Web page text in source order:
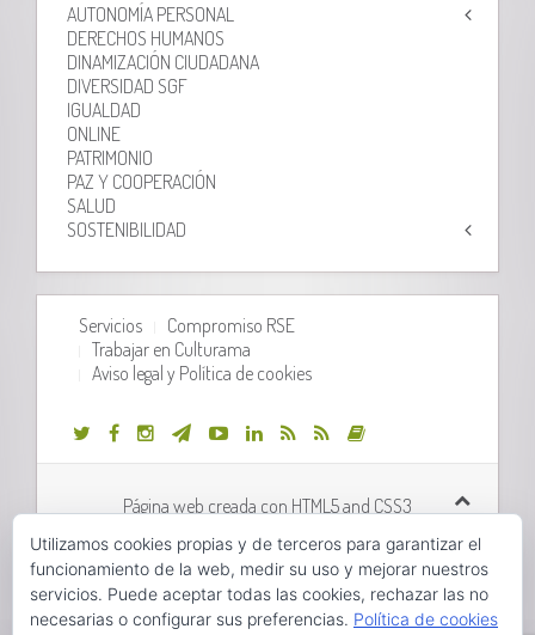
AUTONOMÍA PERSONAL
DERECHOS HUMANOS
DINAMIZACIÓN CIUDADANA
DIVERSIDAD SGF
IGUALDAD
ONLINE
PATRIMONIO
PAZ Y COOPERACIÓN
SALUD
SOSTENIBILIDAD
Servicios
Compromiso RSE
Trabajar en Culturama
Aviso legal y Política de cookies
Página web creada con HTML5 and CSS3
Desarrollo web realizado porOrix Systems
Utilizamos cookies propias y de terceros para garantizar el
funcionamiento de la web, medir su uso y mejorar nuestros
servicios. Puede aceptar todas las cookies, rechazar las no
necesarias o configurar sus preferencias. Política de cookies